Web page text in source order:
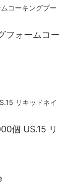
フォームコー
個 US.15 リ